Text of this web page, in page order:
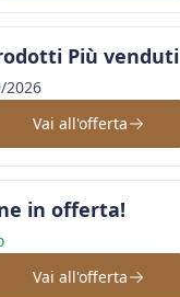
Più venduti
2026
Vai all'offerta
in offerta!
Vai all'offerta